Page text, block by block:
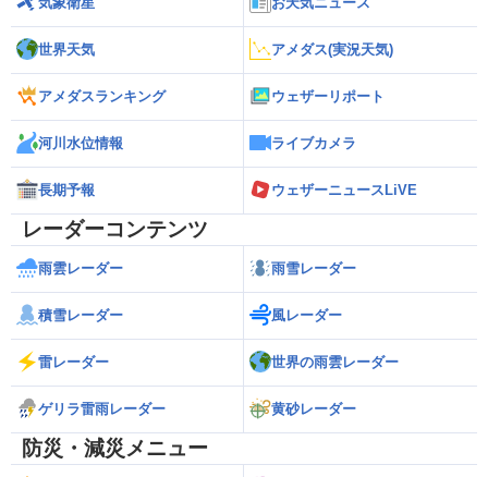
世界天気 アメダス(実況天気)
アメダスランキング ウェザーリポート
河川水位情報 ライブカメラ
長期予報 ウェザーニュースLiVE
レーダーコンテンツ
雨雲レーダー 雨雪レーダー
積雪レーダー 風レーダー
雷レーダー 世界の雨雲レーダー
ゲリラ雷雨レーダー 黄砂レーダー
防災・減災メニュー